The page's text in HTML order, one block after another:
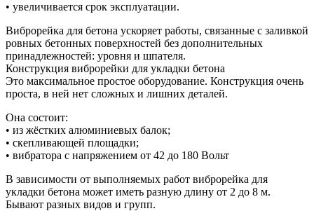
• увеличивается срок эксплуатации.
Виброрейка для бетона ускоряет работы, связанные с заливкой
ровных бетонных поверхностей без дополнительных
принадлежностей: уровня и шпателя.
Конструкция виброрейки для укладки бетона
Это максимальное простое оборудование. Конструкция очень
проста, в ней нет сложных и лишних деталей.
Она состоит:
• из жёстких алюминиевых балок;
• скепливающей площадки;
• вибратора с напряжением от 42 до 180 Вольт
В зависимости от выполняемых работ виброрейка для
укладки бетона может иметь разную длину от 2 до 8 м.
Бывают разных видов и групп.